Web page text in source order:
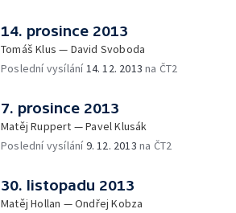
14. prosince 2013
Tomáš Klus — David Svoboda
Poslední vysílání14. 12. 2013 na ČT2
7. prosince 2013
Matěj Ruppert — Pavel Klusák
Poslední vysílání9. 12. 2013 na ČT2
30. listopadu 2013
Matěj Hollan — Ondřej Kobza